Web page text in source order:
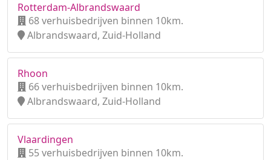
Rotterdam-Albrandswaard
68 verhuisbedrijven binnen 10km.
Albrandswaard, Zuid-Holland
Rhoon
66 verhuisbedrijven binnen 10km.
Albrandswaard, Zuid-Holland
Vlaardingen
55 verhuisbedrijven binnen 10km.